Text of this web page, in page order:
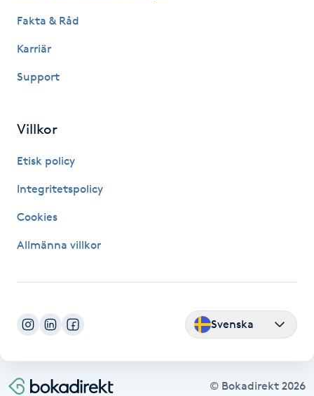
Hollywood Peel
Hot yoga
Hudföryngring
Hudvård
Hyaluronsyra
Hyperhidros
Hypnos
Fakta & Råd
Karriär
Support
Villkor
Etisk policy
Integritetspolicy
Cookies
Allmänna villkor
Svenska
© Bokadirekt 2026